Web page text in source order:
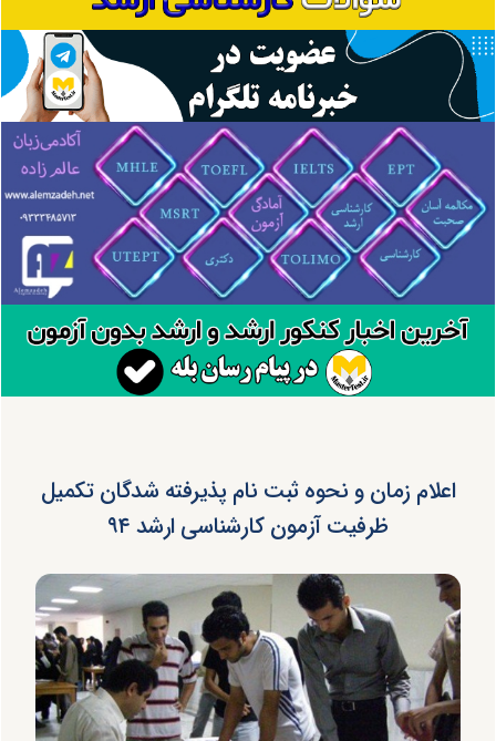
اعلام زمان و نحوه ثبت نام پذیرفته شدگان تکمیل
ظرفیت آزمون کارشناسی ارشد ۹۴